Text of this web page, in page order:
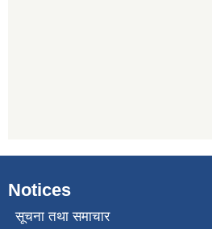
Notices
सूचना तथा समाचार